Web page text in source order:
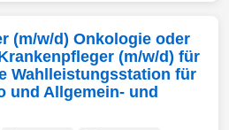
(m/w/d) Onkologie oder
(m/w/d) für
Wahlleistungsstation für
und Allgemein- und